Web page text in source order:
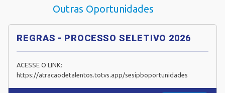
Outras Oportunidades
REGRAS - PROCESSO SELETIVO 2026
ACESSE O LINK:
https://atracaodetalentos.totvs.app/sesipboportunidades